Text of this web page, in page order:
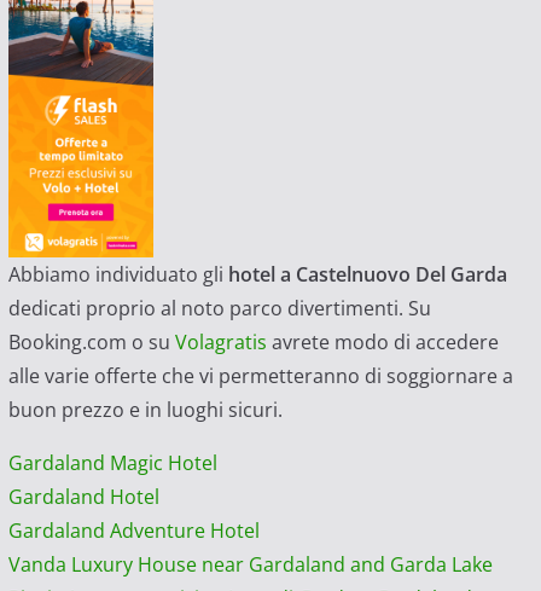
Abbiamo individuato gli hotel a Castelnuovo Del Garda
dedicati proprio al noto parco divertimenti. Su
Booking.com o su Volagratis avrete modo di accedere
alle varie offerte che vi permetteranno di soggiornare a
buon prezzo e in luoghi sicuri.
Gardaland Magic Hotel
Gardaland Hotel
Gardaland Adventure Hotel
Vanda Luxury House near Gardaland and Garda Lake